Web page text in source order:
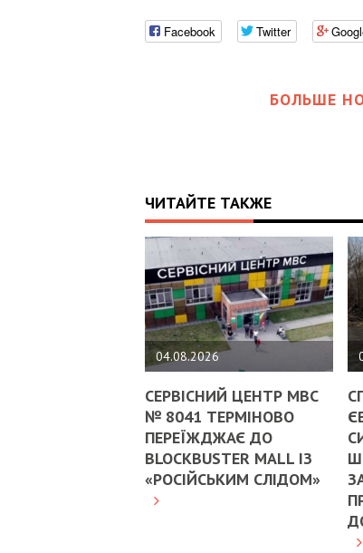
Facebook Twitter
БОЛЬШЕ
ЧИТАЙТЕ ТАКЖЕ
04.08.2026
СЕРВІСНИЙ ЦЕНТР МВС
№ 8041 ТЕРМІНОВО
ПЕРЕЇЖДЖАЄ ДО
BLOCKBUSTER MALL ІЗ
«РОСІЙСЬКИМ СЛІДОМ»